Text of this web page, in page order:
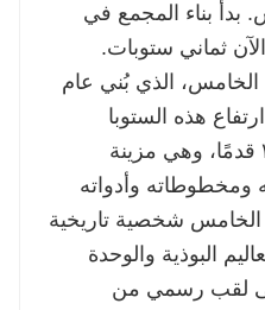
بدأ بناء المجمع في
ثماني ستوبات.
الخامس، الذي بُني عام
ارتفاع هذه الستوبا
المطلية بالفضة والذهب ٣٦ قدمًا، وهي مزينة
ومخطوطاته وأدواته
الخامس شخصية تاريخية
البوذية والوحدة
لقب رسمي من